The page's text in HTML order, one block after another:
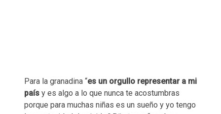
Para la granadina “es un orgullo representar a mi
país y es algo a lo que nunca te acostumbras
porque para muchas niñas es un sueño y yo tengo